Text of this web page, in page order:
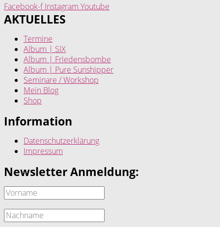
Facebook-f Instagram Youtube
AKTUELLES
Termine
Album | SIX
Album | Friedensbombe
Album | Pure Sunshipper
Seminare / Workshop
Mein Blog
Shop
Information
Datenschutzerklärung
Impressum
Newsletter Anmeldung: